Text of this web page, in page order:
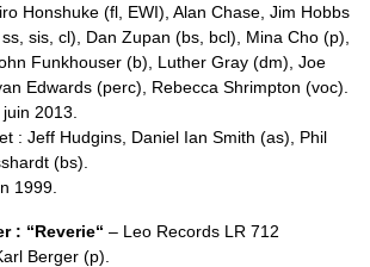
Honshuke (fl, EWI), Alan Chase, Jim Hobbs
sis, cl), Dan Zupan (bs, bcl), Mina Cho (p),
Funkhouser (b), Luther Gray (dm), Joe
Edwards (perc), Rebecca Shrimpton (voc).
2013.
: Jeff Hudgins, Daniel Ian Smith (as), Phil
(bs).
1999.
: “Reverie“ – Leo Records LR 712
Berger (p).